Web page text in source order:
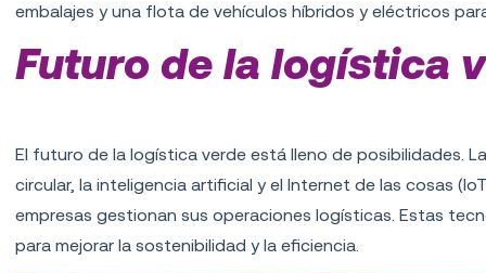
embalajes y una flota de vehículos híbridos y eléctricos
Futuro de la logística
El futuro de la logística verde está lleno de posibilidades.
circular, la inteligencia artificial y el Internet de las cosas
empresas gestionan sus operaciones logísticas. Estas
para mejorar la sostenibilidad y la eficiencia.